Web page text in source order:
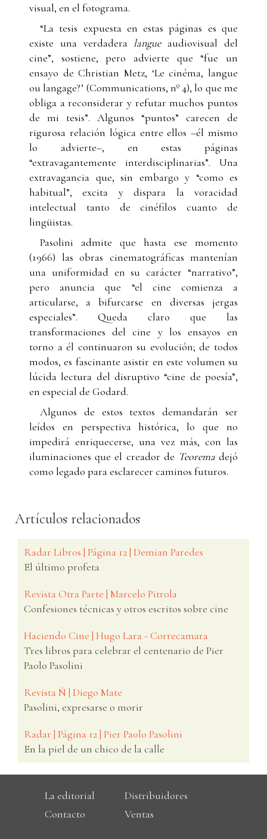
visual, en el fotograma.
“La tesis expuesta en estas páginas es que
existe una verdadera langue audiovisual del
cine”, sostiene, pero advierte que “fue un
ensayo de Christian Metz, ‘Le cinéma, langue
ou langage?’ (Communications, nº 4), lo que me
obliga a reconsiderar y refutar muchos puntos
de mi tesis”. Algunos “puntos” carecen de
rigurosa relación lógica entre ellos –él mismo
lo advierte–, en estas páginas
“extravagantemente interdisciplinarias”. Una
extravagancia que, sin embargo y “como es
habitual”, excita y dispara la voracidad
intelectual tanto de cinéfilos cuanto de
lingüistas.
Pasolini admite que hasta ese momento
(1966) las obras cinematográficas mantenían
una uniformidad en su carácter “narrativo”,
pero anuncia que “el cine comienza a
articularse, a bifurcarse en diversas jergas
especiales”. Queda claro que las
transformaciones del cine y los ensayos en
torno a él continuaron su evolución; de todos
modos, es fascinante asistir en este volumen su
lúcida lectura del disruptivo “cine de poesía”,
en especial de Godard.
Algunos de estos textos demandarán ser
leídos en perspectiva histórica, lo que no
impedirá enriquecerse, una vez más, con las
iluminaciones que el creador de Teoremadejó
como legado para esclarecer caminos futuros.
Artículos relacionados
Radar Libros | Página 12 | Demian Paredes
El último profeta
Revista Otra Parte | Marcelo Pitrola
Confesiones técnicas y otros escritos sobre cine
Haciendo Cine | Hugo Lara - Correcamara
Tres libros para celebrar el centenario de Pier
Paolo Pasolini
Revista Ñ | Diego Mate
Pasolini, expresarse o morir
Radar | Página 12 | Pier Paolo Pasolini
En la piel de un chico de la calle
La editorial
Distribuidores
Contacto
Ventas